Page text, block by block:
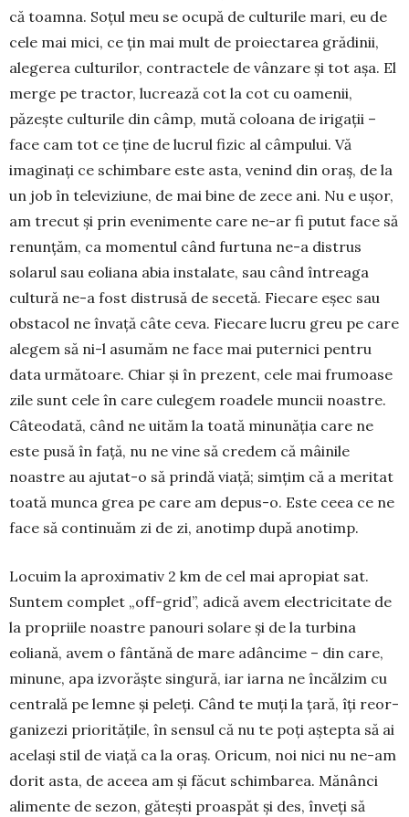
că toam­na. Soțul meu se ocupă de culturile mari, eu de
cele mai mici, ce țin mai mult de proiectarea gră­dinii,
alegerea culturilor, contractele de vânzare și tot așa. El
merge pe tractor, lucrează cot la cot cu oamenii,
păzește culturile din câmp, mută coloana de irigații –
face cam tot ce ține de lucrul fizic al câmpului. Vă
imaginați ce schimbare este asta, venind din oraș, de la
un job în televiziune, de mai bine de zece ani. Nu e ușor,
am trecut și prin evenimente care ne-ar fi putut face să
renunțăm, ca momentul când furtuna ne-a distrus
solarul sau eoliana abia instalate, sau când în­treaga
cultură ne-a fost distrusă de secetă. Fie­care eșec sau
obstacol ne învață câte ceva. Fie­care lucru greu pe care
alegem să ni-l asumăm ne face mai puternici pentru
data următoare. Chiar și în prezent, cele mai frumoase
zile sunt cele în care culegem roadele muncii noastre.
Câteodată, când ne ui­tăm la toată minunăția care ne
este pusă în față, nu ne vine să credem că mâinile
noastre au aju­tat-o să prindă viață; simțim că a meritat
toată mun­ca grea pe care am depus-o. Este ceea ce ne
face să continuăm zi de zi, anotimp după ano­timp.
Locuim la aproximativ 2 km de cel mai apropiat sat.
Suntem complet „off-grid”, adică avem electricitate de
la propriile noastre panouri solare și de la turbina
eoliană, avem o fântănă de mare adâncime – din care,
minune, apa izvorăște singură, iar iarna ne încălzim cu
centrală pe lemne și peleți. Când te muți la țară, îți reor­
ga­nizezi prioritățile, în sensul că nu te poți aștepta să ai
același stil de viață ca la oraș. Ori­­cum, noi nici nu ne-am
dorit asta, de aceea am și făcut schimbarea. Mă­nânci
alimente de sezon, gă­tești proas­păt și des, înveți să